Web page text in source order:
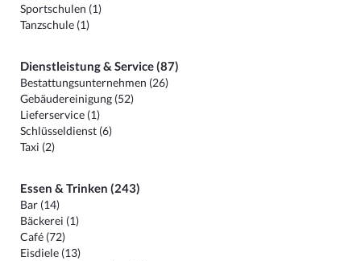
Sportschulen (1)
Tanzschule (1)
Dienstleistung & Service (87)
Bestattungsunternehmen (26)
Gebäudereinigung (52)
Lieferservice (1)
Schlüsseldienst (6)
Taxi (2)
Essen & Trinken (243)
Bar (14)
Bäckerei (1)
Café (72)
Eisdiele (13)